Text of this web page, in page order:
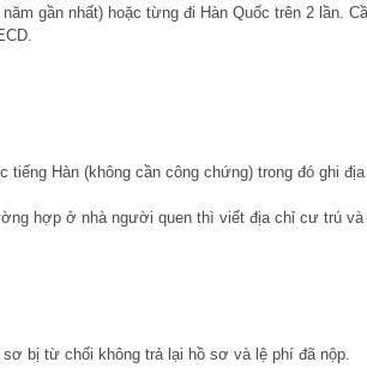
gần nhất) hoặc từng đi Hàn Quốc trên 2 lần.
tiếng Hàn (không cần công chứng) trong đó ghi
hợp ở nhà người quen thì viết địa chỉ cư trú
bị từ chối không trả lại hồ sơ và lệ phí đã nộp.